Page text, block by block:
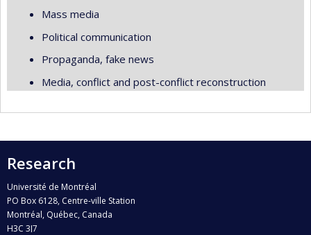
Mass media
Political communication
Propaganda, fake news
Media, conflict and post-conflict reconstruction
Research
Université de Montréal
PO Box 6128, Centre-ville Station
Montréal, Québec, Canada
H3C 3J7